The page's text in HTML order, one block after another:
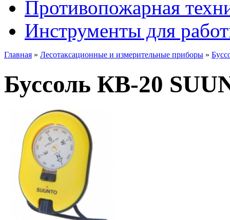
Противопожарная
Инструменты для
Главная » Лесотаксационные и измерительные приборы »
Буссоль КВ-20